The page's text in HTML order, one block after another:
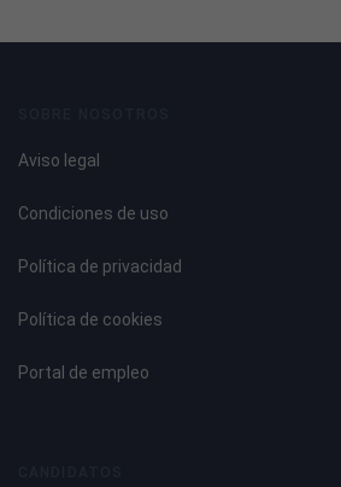
Aviso legal
Condiciones de uso
Política de privacidad
Política de cookies
Portal de empleo